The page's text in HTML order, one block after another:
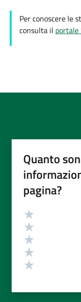
Per conoscere le
consulta il portale
Quanto
pagina?
Valutazione